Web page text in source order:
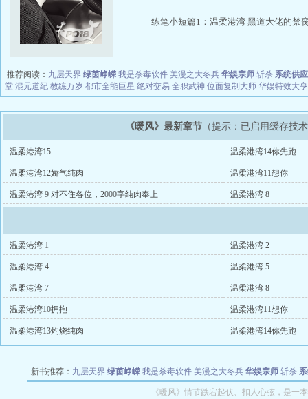
练笔小短篇1：温柔港湾 黑道大佬的禁
推荐阅读： 九层天界 绿茵峥嵘 我是杀毒软件 美漫之大冬兵 华娱宗师 斩杀 系统供
堂 混元道纪 教练万岁 都市全能巨星 绝对交易 全职武神 位面复制大师 华娱特效大亨
《暖风》最新章节 （提示：已启用缓存技
温柔港湾15 温柔港湾14你先跑
温柔港湾12娇气纯肉 温柔港湾11想你
温柔港湾 9 对不住各位，2000字纯肉奉上 温柔港湾 8
温柔港湾 1 温柔港湾 2
温柔港湾 4 温柔港湾 5
温柔港湾 7 温柔港湾 8
温柔港湾10拥抱 温柔港湾11想你
温柔港湾13灼烧纯肉 温柔港湾14你先跑
新书推荐： 九层天界 绿茵峥嵘 我是杀毒软件 美漫之大冬兵 华娱宗师 斩杀
都市全能巨星 绝对交易 全职武神 位面复
《暖风》情节跌宕起伏、扣人心弦，是一